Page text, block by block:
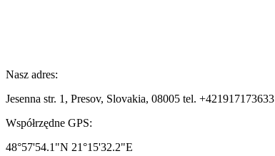
Nasz adres:
Jesenna str. 1, Presov, Slovakia, 08005 tel. +421917173633
Współrzędne GPS:
48°57'54.1"N 21°15'32.2"E